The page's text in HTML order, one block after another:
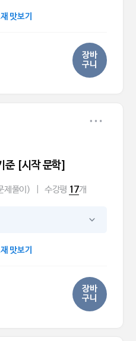
맛보기
장바
구니
준 [시작 문학]
제풀이) 수강평 17개
맛보기
장바
구니